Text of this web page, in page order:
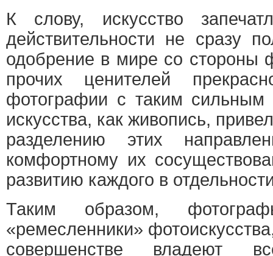
К слову, искусство
действительности не сразу
одобрение в мире со стороны
прочих ценителей
фотографии с таким сильным
искусства, как живопись,
разделению этих
комфортному их
развитию каждого в
Таким образом,
«ремесленники»
совершенстве владеют